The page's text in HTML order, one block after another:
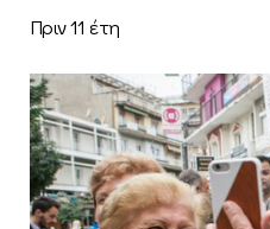
Πριν 11 έτη